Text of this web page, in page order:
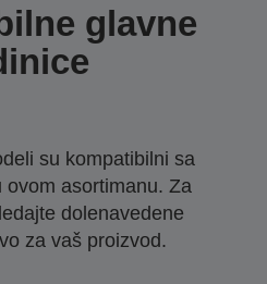
glavne
su kompatibilni sa
ovom asortimanu. Za
dolenavedene
za vaš proizvod.